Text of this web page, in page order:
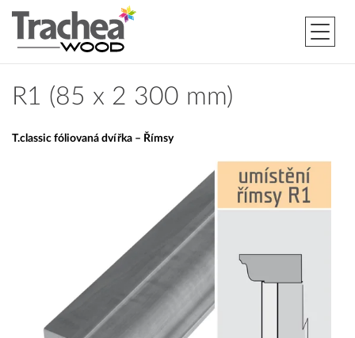
R1 (85 x 2 300 mm)
T.classic fóliovaná dvířka – Římsy